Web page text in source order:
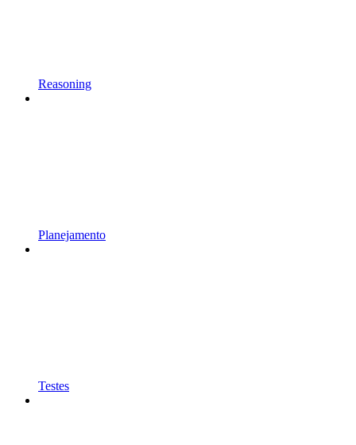
Reasoning
Planejamento
Testes